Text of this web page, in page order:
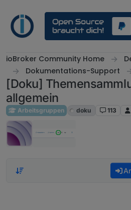
ioBroker Community Home
Dokumentations-Support
[Doku]
allgemein
Arbeitsgruppen doku 113